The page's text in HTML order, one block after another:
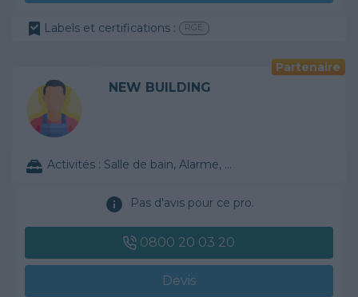
Labels et certifications : RGE
Partenaire
NEW BUILDING
Activités : Salle de bain, Alarme, ...
Pas d'avis pour ce pro.
0800 20 03 20
Devis